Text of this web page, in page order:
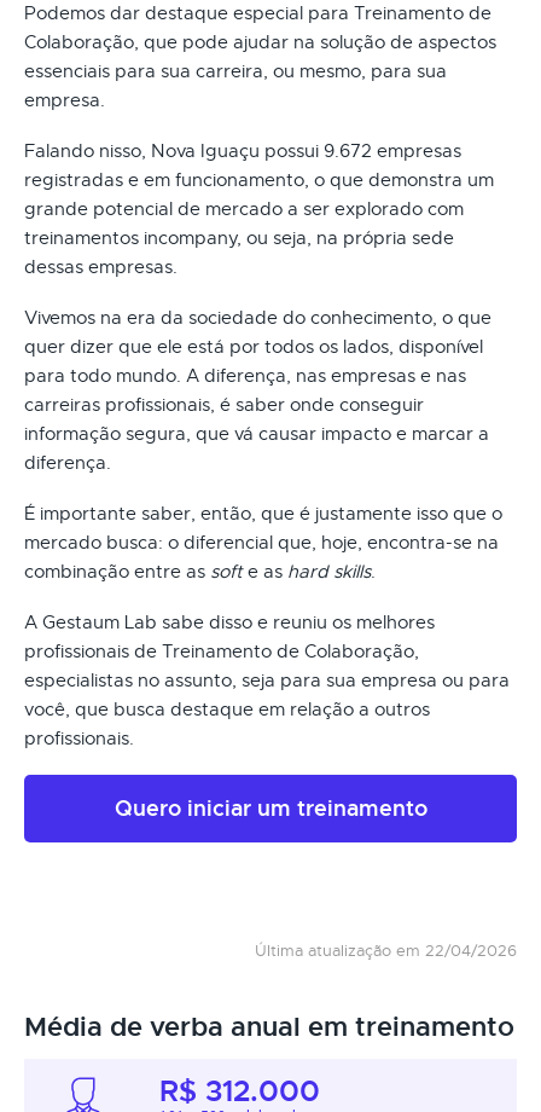
Podemos dar destaque especial para Treinamento de
Colaboração, que pode ajudar na solução de aspectos
essenciais para sua carreira, ou mesmo, para sua
empresa.
Falando nisso, Nova Iguaçu possui 9.672 empresas
registradas e em funcionamento, o que demonstra um
grande potencial de mercado a ser explorado com
treinamentos incompany, ou seja, na própria sede
dessas empresas.
Vivemos na era da sociedade do conhecimento, o que
quer dizer que ele está por todos os lados, disponível
para todo mundo. A diferença, nas empresas e nas
carreiras profissionais, é saber onde conseguir
informação segura, que vá causar impacto e marcar a
diferença.
É importante saber, então, que é justamente isso que o
mercado busca: o diferencial que, hoje, encontra-se na
combinação entre as softe as hard skills.
A Gestaum Lab sabe disso e reuniu os melhores
profissionais de Treinamento de Colaboração,
especialistas no assunto, seja para sua empresa ou para
você, que busca destaque em relação a outros
profissionais.
Quero iniciar um treinamento
Última atualização em 22/04/2026
Média de verba anual em treinamento
R$ 312.000